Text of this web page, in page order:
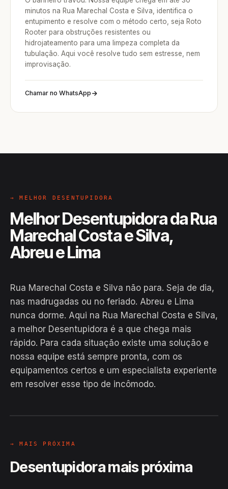
minutos na Rua Marechal Costa e Silva, identifica o
entupimento e resolve com o método certo, seja Roto
Rooter para obstruções resistentes ou
hidrojateamento para uma limpeza completa da
tubulação. Aqui você resolve tudo sem estresse, nem
improvisação.
Chamar no WhatsApp
→ MELHOR DESENTUPIDORA
Melhor Desentupidora da Rua
Marechal Costa e Silva,
Abreu e Lima
Rua Marechal Costa e Silva não para. Seja de dia,
nas madrugadas ou no feriado. Abreu e Lima
nunca dorme. Aqui na Rua Marechal Costa e Silva,
a melhor Desentupidora é a que chega mais
rápido. Para cada situação existe uma solução e
nossa equipe está sempre pronta, com os
equipamentos certos e um especialista experiente
em resolver esse tipo de incômodo.
EM CAMPO
Hiroshiro · Rua Marechal Costa e
→ MAIS PRÓXIMA
Desentupidora mais próxima